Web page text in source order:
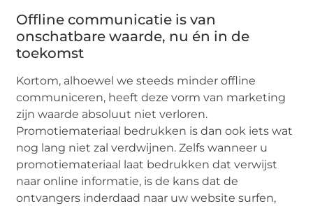
Offline communicatie is van
onschatbare waarde, nu én in de
toekomst
Kortom, alhoewel we steeds minder offline
communiceren, heeft deze vorm van marketing
zijn waarde absoluut niet verloren.
Promotiemateriaal bedrukken is dan ook iets wat
nog lang niet zal verdwijnen. Zelfs wanneer u
promotiemateriaal laat bedrukken dat verwijst
naar online informatie, is de kans dat de
ontvangers inderdaad naar uw website surfen,